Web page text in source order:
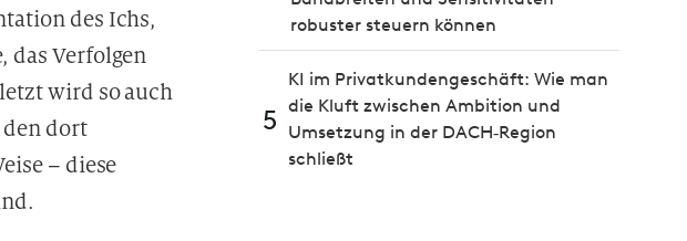
des Ichs,
das Verfolgen
wird so auch
den dort
– diese
robuster steuern können
5
KI im Privatkundengeschäft: Wie man
die Kluft zwischen Ambition und
Umsetzung in der DACH‑Region
schließt